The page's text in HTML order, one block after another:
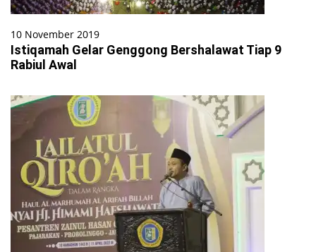
10 November 2019
Istiqamah Gelar Genggong Bershalawat Tiap 9
Rabiul Awal